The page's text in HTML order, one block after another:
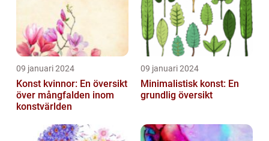
09 januari 2024
Konst kvinnor: En översikt
över mångfalden inom
konstvärlden
09 januari 2024
Minimalistisk konst: En
grundlig översikt